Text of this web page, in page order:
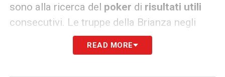
sono alla ricerca del poker di risultati utili
consecutivi. Le truppe della Brianza negli
ultimi tre appuntamenti della stagione hanno
pareggiato contro l’Udinese, vinto contro il
READ MORE